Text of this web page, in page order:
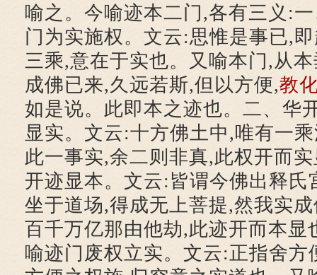
喻之。今喻迹本二门,各有三义:
门为实施权。文云:思惟是事已,
三乘,意在于实也。又喻本门,从
成佛已来,久远若斯,但以方便,教
如是说。此即本之迹也。二、华
显实。文云:十方佛土中,唯有一
此一事实,余二则非真,此权开而
开迹显本。文云:皆谓今佛出释氏
坐于道场,得成无上菩提,然我实
百千万亿那由他劫,此迹开而本显
喻迹门废权立实。文云:正指舍方